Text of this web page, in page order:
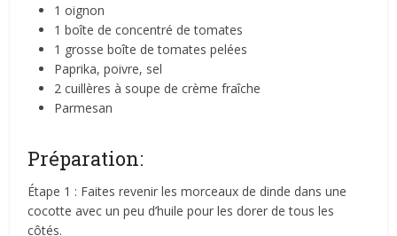
1 oignon
1 boîte de concentré de tomates
1 grosse boîte de tomates pelées
Paprika, poivre, sel
2 cuillères à soupe de crème fraîche
Parmesan
Préparation:
Étape 1 : Faites revenir les morceaux de dinde dans une
cocotte avec un peu d’huile pour les dorer de tous les
côtés.